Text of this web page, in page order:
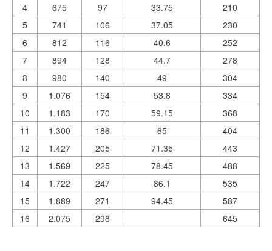
4
675 97 33.75
210
5
741 106 37.05
230
6
812 116 40.6
252
7
894 128 44.7
278
8
980 140 49
304
9
1.076 154 53.8
334
10
1.183 170 59.15
368
11
1.300 186 65
404
12
1.427 205 71.35
443
13
1.569 225 78.45
488
14
1.722 247 86.1
535
15
1.889 271 94.45
587
16
2.075 298 645